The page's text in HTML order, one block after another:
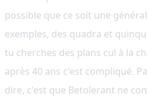
possible que ce soit une
exemples, des quadra et
tu cherches des plans cul à la
après 40 ans c'est compliqué.
dire, c'est que Betolerant ne